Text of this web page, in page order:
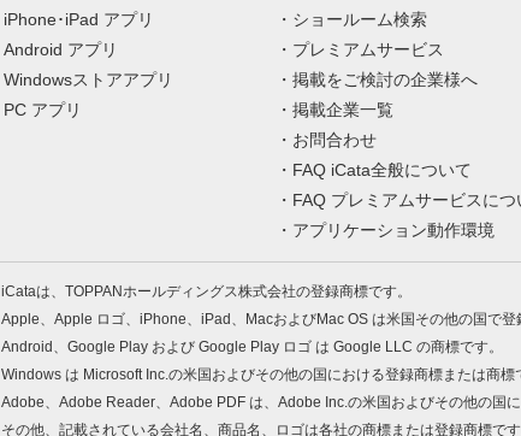
iPhone･iPad アプリ
Android アプリ
Windowsストアアプリ
PC アプリ
ショールーム検索
プレミアムサービス
掲載をご検討の企業様へ
掲載企業一覧
お問合わせ
FAQ iCata全般について
FAQ プレミアムサービスにつ
アプリケーション動作環境
iCataは、TOPPANホールディングス株式会社の登録商標です。
Apple、Apple ロゴ、iPhone、iPad、MacおよびMac OS は米国その他の国で
Android、Google Play および Google Play ロゴ は Google LLC の商標です。
Windows は Microsoft Inc.の米国およびその他の国における登録商標または商標
Adobe、Adobe Reader、Adobe PDF は、Adobe Inc.の米国およびその他の国に
その他、記載されている会社名、商品名、ロゴは各社の商標または登録商標です